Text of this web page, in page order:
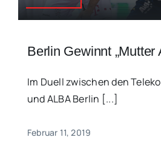
Berlin Gewinnt „Mutter
Im Duell zwischen den
und ALBA Berlin [...]
Februar 11, 2019